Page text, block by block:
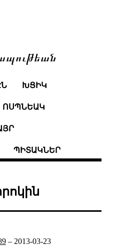
ԽՑԻԿ
ՈՍՊՆԵԱԿ
ՊԻՏԱԿՆԵՐ
– 2013-03-23